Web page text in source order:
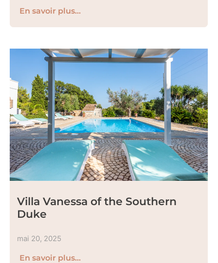
En savoir plus...
Villa Vanessa of the Southern
Duke
mai 20, 2025
En savoir plus...